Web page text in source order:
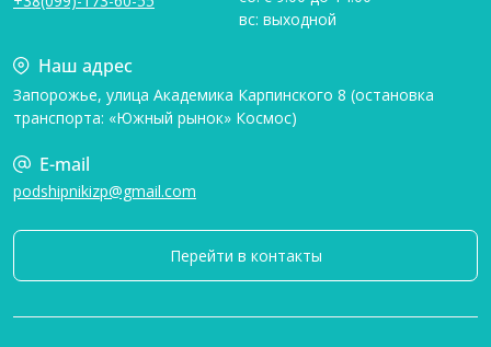
вс: выходной
Наш адрес
Запорожье, улица Академика Карпинского 8 (остановка
транспорта: «Южный рынок» Космос)
E-mail
podshipnikizp@gmail.com
Перейти в контакты